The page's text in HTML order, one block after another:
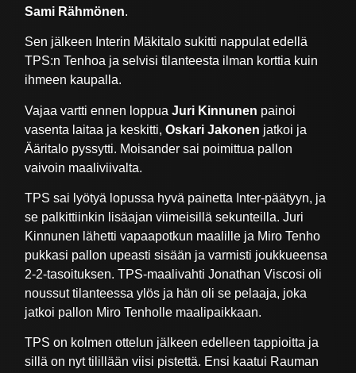
Sami Rähmönen.
Sen jälkeen Interin Mäkitalo sukitti nappulat edellä
TPS:n Tenhoa ja selvisi tilanteesta ilman korttia kuin
ihmeen kaupalla.
Vajaa vartti ennen loppuaJuri Kinnunen painoi
vasenta laitaa ja keskitti,Oskari Jakonen jatkoi ja
Ääritalo pyssytti. Moisander sai poimittua pallon
vaivoin maaliviivalta.
TPS sai lyötyä lopussa hyvä painetta Inter-päätyyn, ja
se palkittiinkin lisäajan viimeisillä sekunteilla. Juri
Kinnunen lähetti vapaapotkun maalille ja Miro Tenho
pukkasi pallon upeasti sisään ja varmisti joukkueensa
2-2-tasoituksen. TPS-maalivahti Jonathan Viscosi oli
noussut tilanteessa ylös ja hän oli se pelaaja, joka
jatkoi pallon Miro Tenholle maalipaikkaan.
TPS on kolmen ottelun jälkeen edelleen tappioitta ja
sillä on nyt tilillään viisi pistettä. Ensi kaatui Rauman